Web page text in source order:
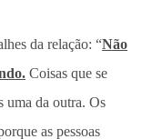
da relação: “Não
Coisas que se
uma da outra. Os
as pessoas